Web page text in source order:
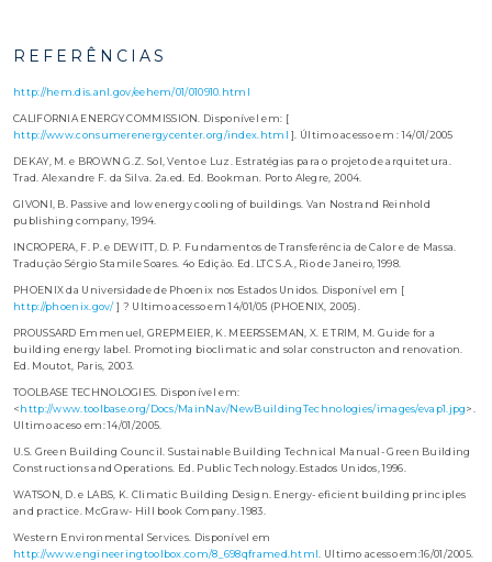
REFERÊNCIAS
http://hem.dis.anl.gov/eehem/01/010910.html
CALIFORNIA ENERGY COMMISSION. Disponível em: [
http://www.consumerenergycenter.org/index.html ]. Último acesso em : 14/01/2005
DEKAY, M. e BROWN G.Z. Sol, Vento e Luz. Estratégias para o projeto de arquitetura.
Trad. Alexandre F. da Silva. 2a.ed. Ed. Bookman. Porto Alegre, 2004.
GIVONI, B. Passive and low energy cooling of buildings. Van Nostrand Reinhold
publishing company, 1994.
INCROPERA, F. P. e DEWITT, D. P. Fundamentos de Transferência de Calor e de Massa.
Tradução Sérgio Stamile Soares. 4o Edição. Ed. LTC S.A., Rio de Janeiro, 1998.
PHOENIX da Universidade de Phoenix nos Estados Unidos. Disponível em [
http://phoenix.gov/] ? Ultimo acesso em 14/01/05 (PHOENIX, 2005).
PROUSSARD Emmenuel, GREPMEIER, K. MEERSSEMAN, X. E TRIM, M. Guide for a
building energy label. Promoting bioclimatic and solar constructon and renovation.
Ed. Moutot, Paris, 2003.
TOOLBASE TECHNOLOGIES. Disponível em:
<http://www.toolbase.org/Docs/MainNav/NewBuildingTechnologies/images/evap1.jpg>.
Ultimo aceso em: 14/01/2005.
U.S. Green Building Council. Sustainable Building Technical Manual- Green Building
Constructions and Operations. Ed. Public Technology.Estados Unidos, 1996.
WATSON, D. e LABS, K. Climatic Building Design. Energy- eficient building principles
and practice. McGraw- Hill book Company. 1983.
Western Environmental Services. Disponível em
http://www.engineeringtoolbox.com/8_698qframed.html
. Ultimo acesso em:16/01/2005.